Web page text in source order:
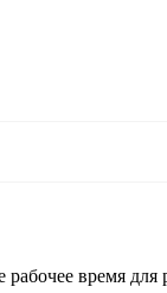
время для